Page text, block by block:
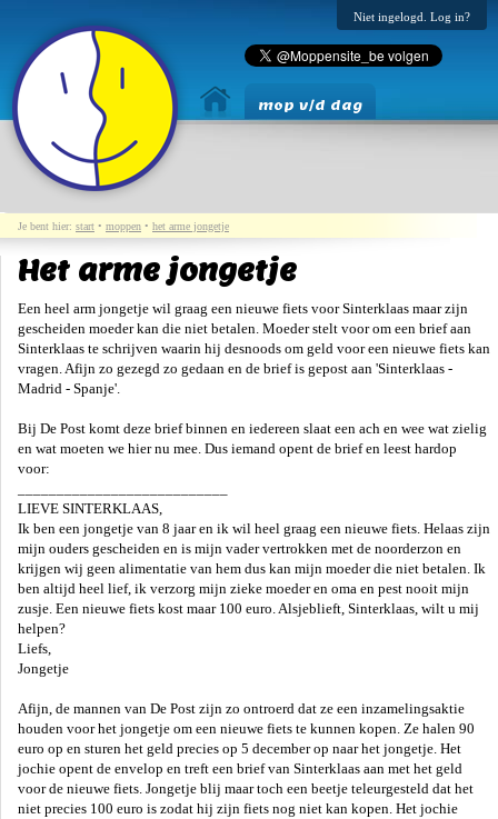
Niet ingelogd. Log in?
mop v/d dag
Je bent hier: start • moppen • het arme jongetje
Het arme jongetje
Een heel arm jongetje wil graag een nieuwe fiets voor Sinterklaas maar zijn
gescheiden moeder kan die niet betalen. Moeder stelt voor om een brief aan
Sinterklaas te schrijven waarin hij desnoods om geld voor een nieuwe fiets kan
vragen. Afijn zo gezegd zo gedaan en de brief is gepost aan 'Sinterklaas -
Madrid - Spanje'.
Bij De Post komt deze brief binnen en iedereen slaat een ach en wee wat zielig
en wat moeten we hier nu mee. Dus iemand opent de brief en leest hardop
voor:
LIEVE SINTERKLAAS,
Ik ben een jongetje van 8 jaar en ik wil heel graag een nieuwe fiets. Helaas zijn
mijn ouders gescheiden en is mijn vader vertrokken met de noorderzon en
krijgen wij geen alimentatie van hem dus kan mijn moeder die niet betalen. Ik
ben altijd heel lief, ik verzorg mijn zieke moeder en oma en pest nooit mijn
zusje. Een nieuwe fiets kost maar 100 euro. Alsjeblieft, Sinterklaas, wilt u mij
helpen?
Liefs,
Jongetje
Afijn, de mannen van De Post zijn zo ontroerd dat ze een inzamelingsaktie
houden voor het jongetje om een nieuwe fiets te kunnen kopen. Ze halen 90
euro op en sturen het geld precies op 5 december op naar het jongetje. Het
jochie opent de envelop en treft een brief van Sinterklaas aan met het geld
voor de nieuwe fiets. Jongetje blij maar toch een beetje teleurgesteld dat het
niet precies 100 euro is zodat hij zijn fiets nog niet kan kopen. Het jochie